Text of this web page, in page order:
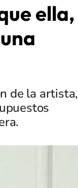
ella,
de la artista,